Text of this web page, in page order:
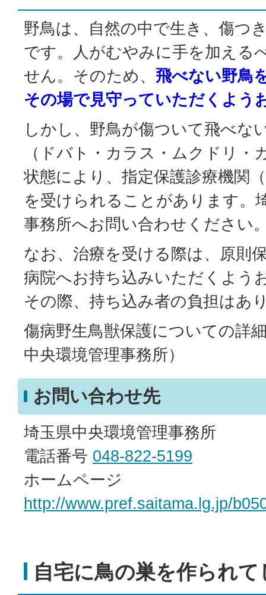
野鳥は、自然の中で生き、傷つ
です。人がむやみに手を加える
せん。そのため、 飛べない野鳥
その場で見守っていただくよう
しかし、野鳥が傷ついて飛べな
（ドバト・カラス・ムクドリ・
状態により、指定保護診療機関
を受けられることがあります。
事務所へお問い合わせください
なお、治療を受ける際は、原則
病院へお持ち込みいただくよう
その際、持ち込み者の負担はあ
傷病野生鳥獣保護についての詳
中央環境管理事務所）
お問い合わせ先
埼玉県中央環境管理事務所
電話番号 048-822-5199
ホームページ
http://www.pref.saitama.lg.jp/
自宅に鳥の巣を作られ